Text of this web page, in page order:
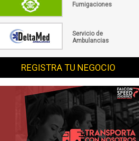
Fumigaciones
Servicio de
Ambulancias
REGISTRA TU NEGOCIO